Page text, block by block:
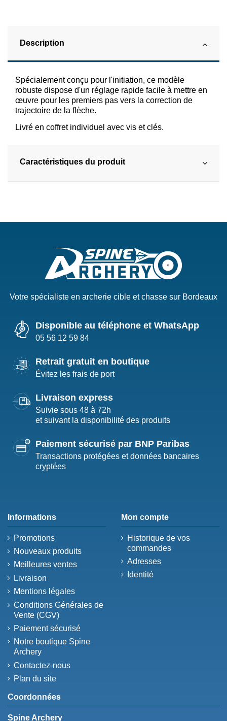
Description
Spécialement conçu pour l'initiation, ce modèle
robuste dispose d'un réglage rapide facile à mettre en
œuvre pour les premiers pas vers la correction de
trajectoire de la flèche.
Livré en coffret individuel avec vis et clés.
Caractéristiques du produit
Votre spécialiste en archerie cible et chasse sur Bordeaux
Disponible au téléphone et WhatsApp
05 56 12 59 84
Retrait gratuit en boutique
Évitez les frais de port
Livraison express
Suivie sous 48 à 72h
et suivant la disponibilité des produits
Paiement sécurisé par BNP Paribas
Transactions protégées et données bancaires
cryptées
Informations
Promotions
Nouveaux produits
Meilleures ventes
Livraison
Mentions légales
Conditions Générales de
Vente (CGV)
Paiement sécurisé
Notre boutique Spine
Archery
Contactez-nous
Plan du site
Mon compte
Historique de vos
commandes
Adresses
Identité
Coordonnées
Spine Archery